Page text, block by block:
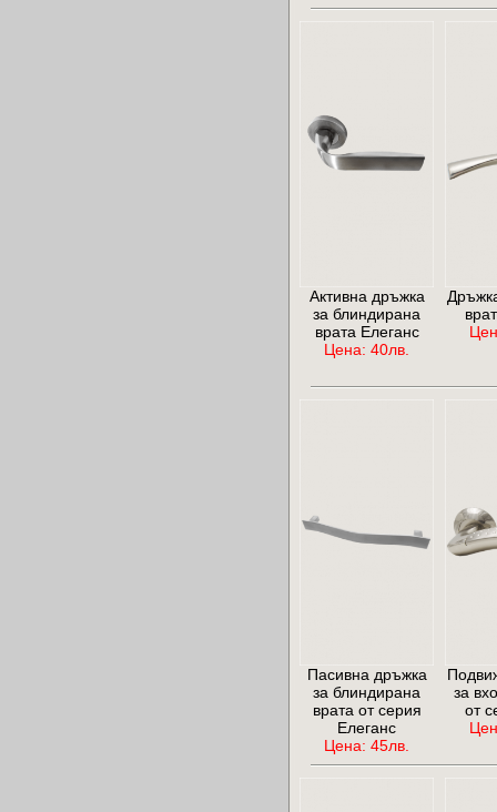
Активна дръжка
за блиндирана
врата Елеганс
Цена: 40лв.
Пасивна дръжка
за блиндирана
врата от серия
Елеганс
Цена: 45лв.
за
от